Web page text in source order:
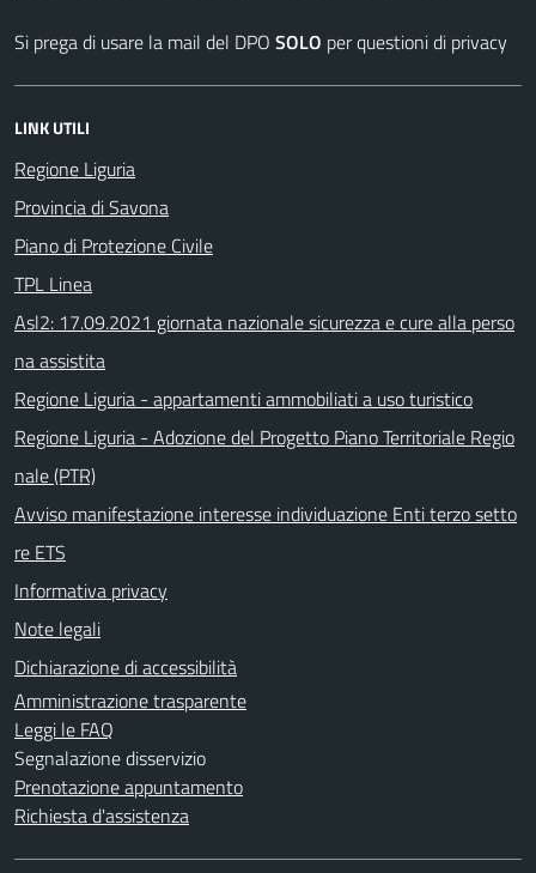
Si prega di usare la mail del DPO SOLO per questioni di privacy
LINK UTILI
Regione Liguria
Provincia di Savona
Piano di Protezione Civile
TPL Linea
Asl2: 17.09.2021 giornata nazionale sicurezza e cure alla perso
na assistita
Regione Liguria - appartamenti ammobiliati a uso turistico
Regione Liguria - Adozione del Progetto Piano Territoriale Regio
nale (PTR)
Avviso manifestazione interesse individuazione Enti terzo setto
re ETS
Informativa privacy
Note legali
Dichiarazione di accessibilità
Amministrazione trasparente
Leggi le FAQ
Segnalazione disservizio
Prenotazione appuntamento
Richiesta d'assistenza